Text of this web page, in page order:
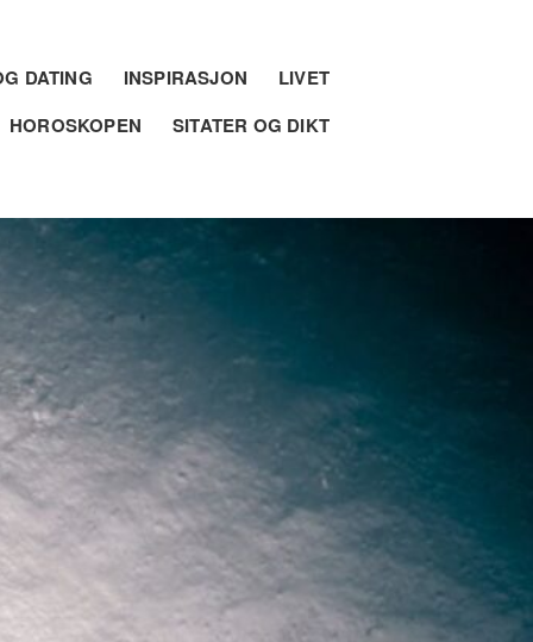
DATING INSPIRASJON
LIVET
HOROSKOPEN
SITATER OG DIKT